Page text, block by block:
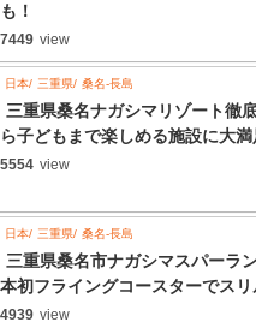
も！
7449 view
日本 三重県 桑名-長島
三重県桑名ナガシマリゾート徹
ら子どもまで楽しめる施設に大満
5554 view
日本 三重県 桑名-長島
三重県桑名市ナガシマスパーラ
本初フライングコースターでス
4939 view